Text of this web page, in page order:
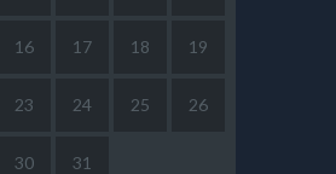
16 17 18 19
23 24 25 26
30 31